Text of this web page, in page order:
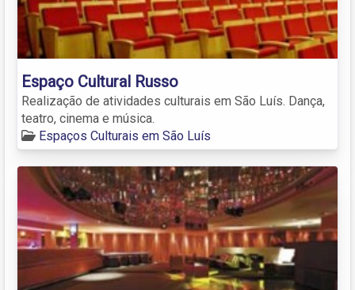
Espaço Cultural Russo
Realização de atividades culturais em São Luís. Dança,
teatro, cinema e música.
Espaços Culturais em São Luís